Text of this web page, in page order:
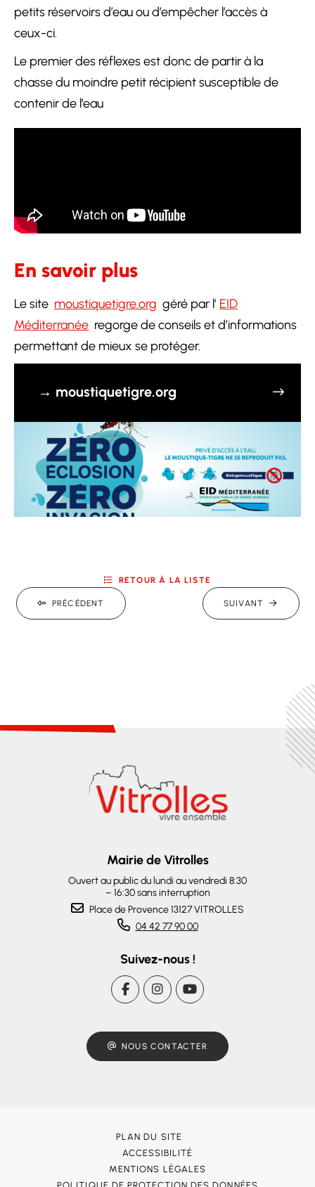
petits réservoirs d’eau ou d’empêcher l’accès à
ceux-ci.
Le premier des réflexes est donc de partir à la
chasse du moindre petit récipient susceptible de
contenir de l’eau
En savoir plus
Le site moustiquetigre.org géré par l’ EID
Méditerranée regorge de conseils et d’informations
permettant de mieux se protéger.
→ moustiquetigre.org
PRÉCÉDENT
RETOUR À LA LISTE
SUIVANT
Mairie de Vitrolles
Ouvert au public du lundi au vendredi 8:30
– 16:30 sans interruption
Place de Provence 13127 VITROLLES
04 42 77 90 00
Suivez-nous !
NOUS CONTACTER
PLAN DU SITE
ACCESSIBILITÉ
MENTIONS LÉGALES